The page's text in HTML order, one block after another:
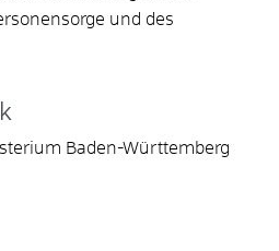
und des
Baden-Württemberg